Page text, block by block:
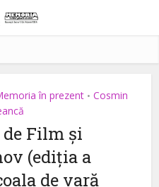
în prezent • Cosmin
Film și
(ediția a
de vară